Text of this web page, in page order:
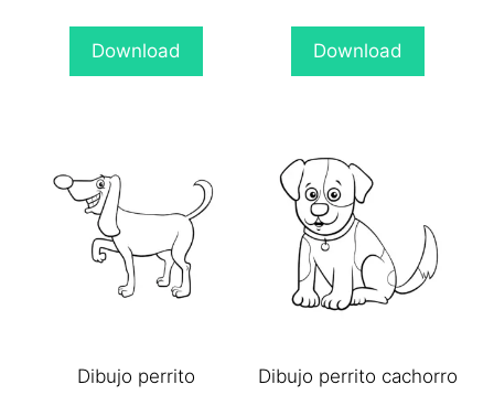
Download Download
Dibujo perrito Dibujo perrito cachorro